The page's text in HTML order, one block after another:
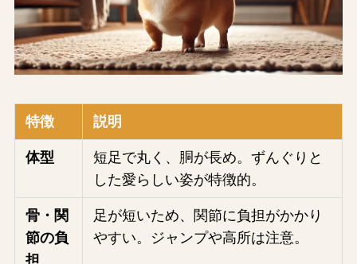
特徴 説明
体型
短足で丸く、胴が長め。ずんぐりと
した愛らしい姿が特徴的。
骨・関
節の負
担
足が短いため、関節に負担がかかり
やすい。ジャンプや高所は注意。